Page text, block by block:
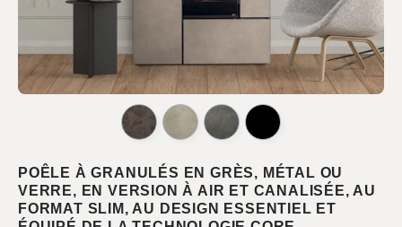
POÊLE À GRANULÉS EN GRÈS, MÉTAL OU
VERRE, EN VERSION À AIR ET CANALISÉE, AU
FORMAT SLIM, AU DESIGN ESSENTIEL ET